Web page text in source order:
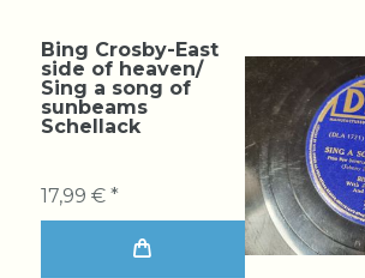
Bing Crosby-East
side of heaven/
Sing a song of
sunbeams
Schellack
17,99 € *